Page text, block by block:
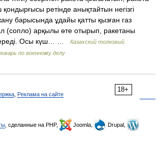
ретінде анықтайтын негізгі
барысында ұдайы қатты қызған газ
(сопло) арқылы өте отырып, ракетаны
Осы күш… …
Казахский толковый
по военному делу
18+
Реклама на сайте
, сделанные на PHP, Joomla,
Drupal,